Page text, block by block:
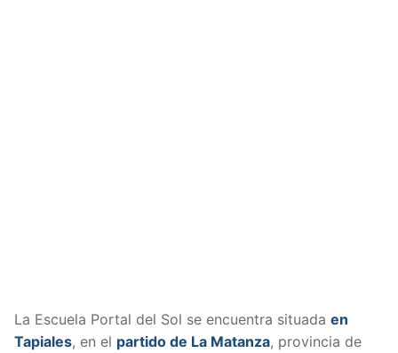
La Escuela Portal del Sol se encuentra situada en
Tapiales, en el partido de La Matanza, provincia de